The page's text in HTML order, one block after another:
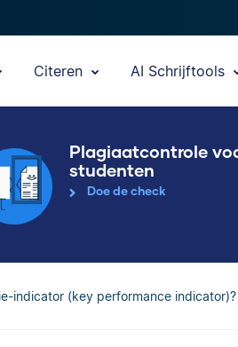
Citeren AI Schrijftools
Plagiaatcontrole
studenten
Doe de check
indicator (key performance indicator)?